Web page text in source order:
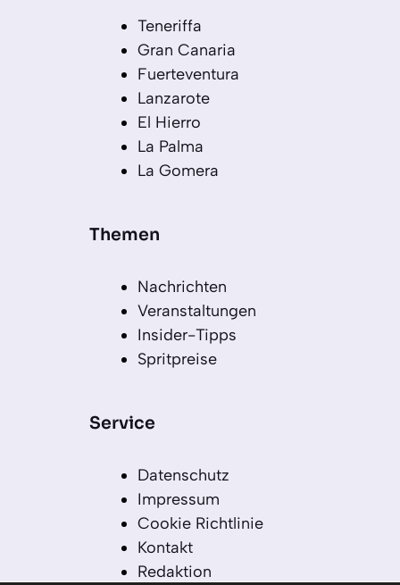
Teneriffa
Gran Canaria
Fuerteventura
Lanzarote
El Hierro
La Palma
La Gomera
Themen
Nachrichten
Veranstaltungen
Insider-Tipps
Spritpreise
Service
Datenschutz
Impressum
Cookie Richtlinie
Kontakt
Redaktion